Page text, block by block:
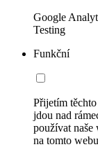
Google
Testing
Funkční
Přijetím
jdou nad
používat naše
na tomto